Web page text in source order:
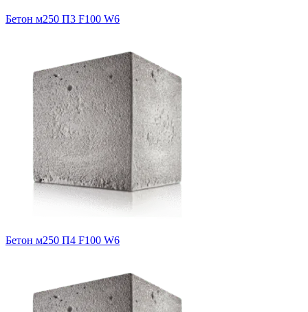
Бетон м250 П3 F100 W6
Бетон м250 П4 F100 W6